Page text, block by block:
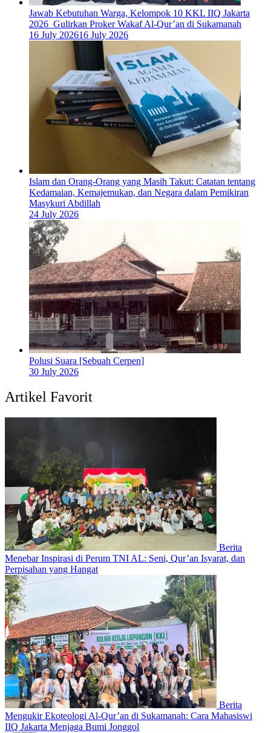
Jawab Kebutuhan Warga, Kelompok 10 KKL IIQ Jakarta
2026 Gulirkan Proker Wakaf Al-Qur’an di Sukamanah
16 July 202616 July 2026
Islam dan Orang-Orang yang Masih Takut: Catatan tentang
Kedamaian, Kemajemukan, dan Negara dalam Pemikiran
Masykuri Abdillah
24 July 2026
Polusi Suara [Sebuah Cerpen]
30 July 2026
Artikel Favorit
Berita
Menebar Inspirasi di Perum TNI AL: Seni, Qur’an Isyarat, dan
Perpisahan yang Hangat
Berita
Mengukir Ekoteologi Al-Qur’an di Sukamanah: Cara Mahasiswi
IIQ Jakarta Menjaga Bumi Jonggol